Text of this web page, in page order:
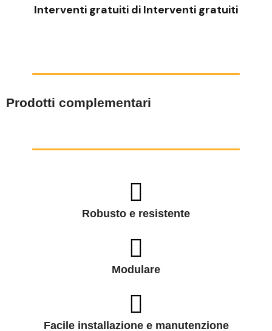
Interventi gratuiti di Interventi gratuiti
Prodotti complementari
Robusto e resistente
Modulare
Facile installazione e manutenzione